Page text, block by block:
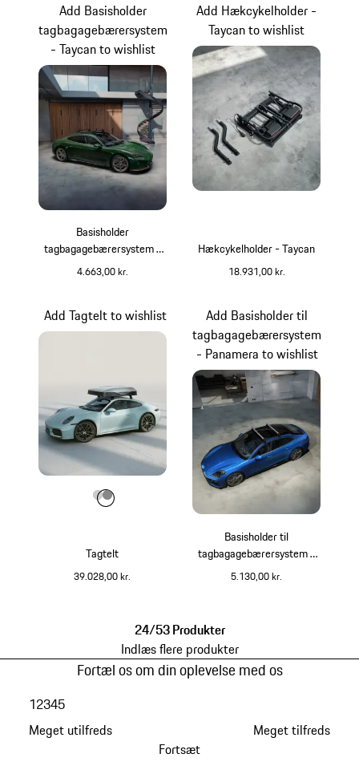
Basisholder
tagbagagebærersystem -
Taycan
4.663,00 kr.
Add Basisholder
tagbagagebærersystem
- Taycan to wishlist
Hækcykelholder - Taycan
18.931,00 kr.
Add Hækcykelholder -
Taycan to wishlist
Tagtelt
39.028,00 kr.
Add Tagtelt to wishlist
Farve
FarveFarve
Basisholder til
tagbagagebærersystem -
Panamera
5.130,00 kr.
Add Basisholder til
tagbagagebærersystem
- Panamera to wishlist
24/53 Produkter
Indlæs flere produkter
Fortæl os om din oplevelse med os
Meget utilfreds
12345
Meget tilfreds
Fortsæt